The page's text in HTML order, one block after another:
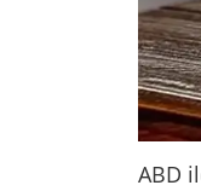
ABD